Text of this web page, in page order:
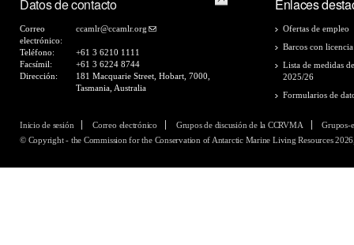
Datos de contacto
Correo
electrónico:
ccamlr@ccamlr.org
Teléfono:
+61 3 6210 1111
Facsímil:
+61 3 6224 8744
Dirección:
181 Macquarie Street, Hobart, 7000,
Tasmania, Australia
Enlaces
Ofertas de empleo
Barcos con
Lista de medidas
2025/26
Formularios de
Inicio de sesión Correo electrónico Grupos de discusión de la CCRVMA
Grupos-
© Copyright - the Commission for the Conservation of Antarctic Marine Living Resources